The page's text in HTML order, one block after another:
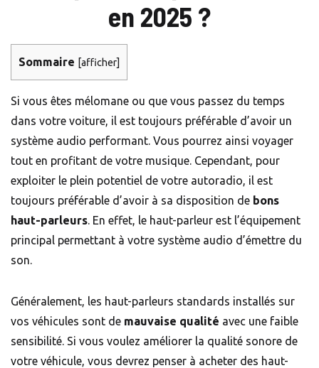
en 2025 ?
Sommaire [afficher]
Si vous êtes mélomane ou que vous passez du temps
dans votre voiture, il est toujours préférable d’avoir un
système audio performant. Vous pourrez ainsi voyager
tout en profitant de votre musique. Cependant, pour
exploiter le plein potentiel de votre autoradio, il est
toujours préférable d’avoir à sa disposition de bons
haut-parleurs. En effet, le haut-parleur est l’équipement
principal permettant à votre système audio d’émettre du
son.
Généralement, les haut-parleurs standards installés sur
vos véhicules sont de mauvaise qualité avec une faible
sensibilité. Si vous voulez améliorer la qualité sonore de
votre véhicule, vous devrez penser à acheter des haut-